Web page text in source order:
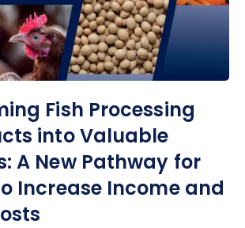
Fish Processing
into Valuable
A New Pathway for
Increase Income and